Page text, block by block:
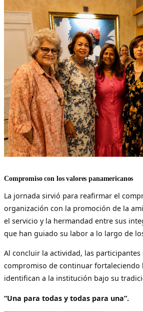
Compromiso con los valores panamericanos
La jornada sirvió para reafirmar el
organización con la promoción de la
el servicio y la hermandad entre sus
que han guiado su labor a lo largo de
Al concluir la actividad, las participantes
compromiso de continuar fortaleciendo
identifican a la institución bajo su
“Una para todas y todas para una”.